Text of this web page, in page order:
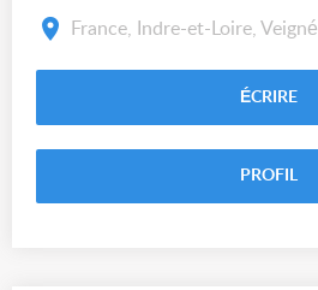
France, Indre-et-Loire, Veigné
ÉCRIRE
PROFIL